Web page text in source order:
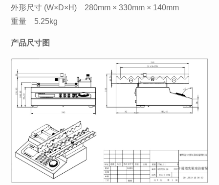
外形尺寸 (W×D×H) 280mm × 330mm × 140mm
重量 5.25kg
产品尺寸图